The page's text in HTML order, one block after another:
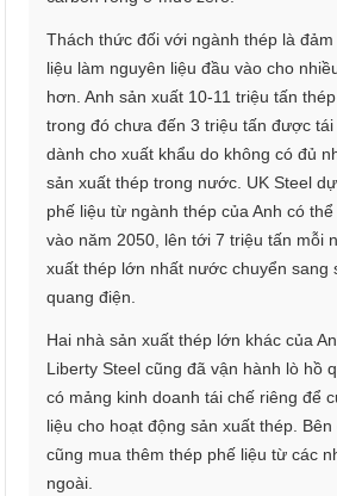
Thách thức đối với ngành thép là
liệu làm nguyên liệu đầu vào cho
hơn. Anh sản xuất 10-11 triệu tấn
trong đó chưa đến 3 triệu tấn được
dành cho xuất khẩu do không có đủ
sản xuất thép trong nước. UK Steel
phế liệu từ ngành thép của Anh có
vào năm 2050, lên tới 7 triệu tấn mỗi
xuất thép lớn nhất nước chuyển sang
quang điện.
Hai nhà sản xuất thép lớn khác của
Liberty Steel cũng đã vận hành lò hồ
có mảng kinh doanh tái chế riêng để
liệu cho hoạt động sản xuất thép.
cũng mua thêm thép phế liệu từ các
ngoài.